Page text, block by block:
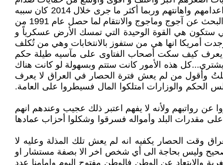
حسين عندما تجبر وطغى. كما لم تنسى البيوتات والعشائر ما اُعدم منهم على يد صدام سوف لن ينسى أهالي القائمة (55) اعدامهم واهانتهم وربما أكثر ما جرى خلال 2014 كان سببه
هذا وبالذات مذبحة سبايكر. هكذا كما أتصور كان على الامريكان ان يتصرفوا لو كانوا يريدون تحرير العراق لا أن يأتوا بثقافة البحث عن آجوج وماجوج والانتقام لما حصل عام 1991 من
ستكون هي القوة الوحيدة التي تمسك الأرض عسكرياً و
وان يقوم اتباعها بتوزيعها لوجدت أمريكا انها هي من ستفوز بالانتخابات وهي من تُكلف
كيف سكت أصحاب الفتاوى على مآسيه طيلة حكم
يشتري...كل هذه الأمور كانت ستتم وبسهولة لو كانت هناك
وأقول من لم يعش فترة الحصار في العراق لا يعرف
والوزارات امتلكوا المال فسيطروا على العامة.
عن رواتبهم ولأنه لا يفهم اعتبر ذلك عجيب وعندهم انهم
مقدرات البلد وأمواله فسرقوا وشكلوا أحزاب عمادها
وقت الحصار يكفيه انه لم يعش تلك المذلة وعليه لا
وليس بحاجة الى أي شخص اخر الا بصفة مستشار او
والابتعاد عن الوطن فالوطن مفتوح اليوم وامامنا عدد